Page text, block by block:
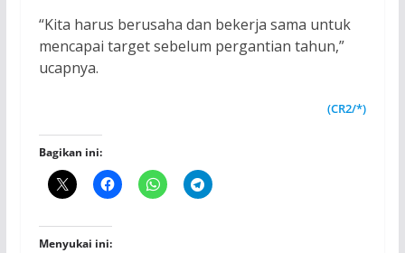
“Kita harus berusaha dan bekerja sama untuk
mencapai target sebelum pergantian tahun,”
ucapnya.
(CR2/*)
Bagikan ini:
Menyukai ini: